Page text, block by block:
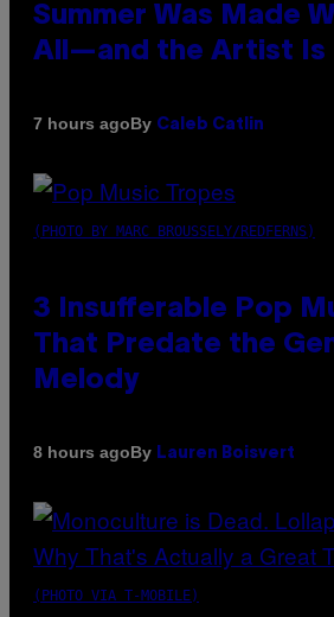
Summer Was Made
All—and the Artist Is
7 hours agoBy Caleb Catlin
(PHOTO BY MARC BROUSSELY/REDFERNS)
3 Insufferable Pop
That Predate the
Melody
8 hours agoBy Lauren Boisvert
(PHOTO VIA T-MOBILE)